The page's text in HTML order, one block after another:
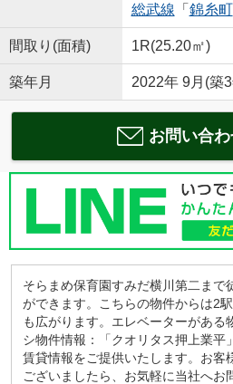
総武線 「 錦糸町
間取り(面積) 1R(25.20㎡)
築年月 2022年 9月(築
お問い合
そらまめ保育園すみだ横川第二まで
ができます。こちらの物件からは2
も広がります。エレベーターがある
シ物件情報：「クオリタス押上業平
賃貸情報をご提供いたします。お客
ございましたら、お気軽に当社へお